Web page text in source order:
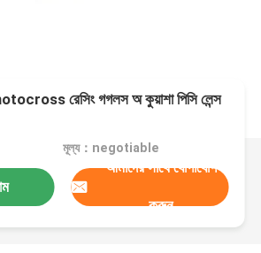
রেসিং গগলস অ কুয়াশা পিসি লেন্স
মূল্য：negotiable
আমাদের সাথে যোগাযোগ
করুন